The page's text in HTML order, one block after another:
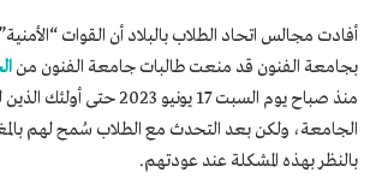
أفادت مجالس اتحاد الطلاب بالبلاد أن القوات
بجامعة الفنون قد منعت طالبات جامعة الفنون من
منذ صباح يوم السبت 17 يونيو
الجامعة، ولكن بعد التحدث مع الطلاب سُمح لهم
بالنظر بهذه المشكلة عند عودتهم.